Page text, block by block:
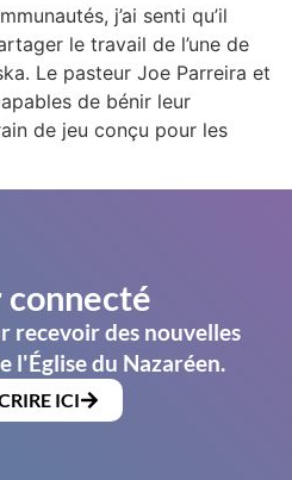
j’ai senti qu’il
le travail de l’une de
Le pasteur Joe Parreira et
de bénir leur
de jeu conçu pour les
connecté
recevoir des nouvelles
l'Église du Nazaréen.
ICI